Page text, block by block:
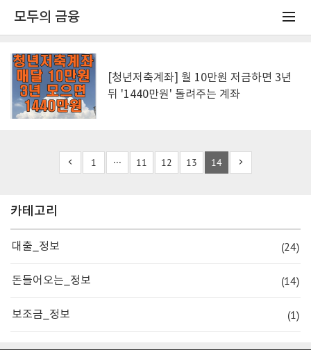
모두의 금융
[청년저축계좌] 월 10만원 저금하면 3년
뒤 '1440만원' 돌려주는 계좌
1 ··· 11 12 13 14
카테고리
대출_정보 (24)
돈들어오는_정보 (14)
보조금_정보 (1)